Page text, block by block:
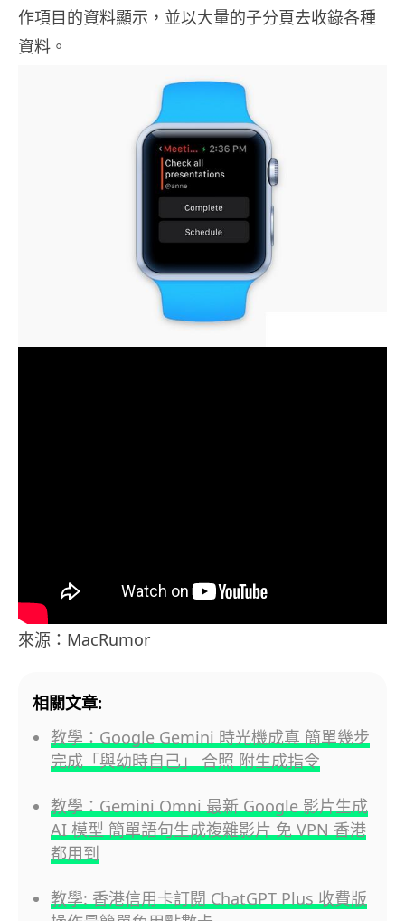
作項目的資料顯示，並以大量的子分頁去收錄各種
資料。
來源：MacRumor
相關文章:
教學：Google Gemini 時光機成真 簡單幾步
完成「與幼時自己」 合照 附生成指令
教學：Gemini Omni 最新 Google 影片生成
AI 模型 簡單語句生成複雜影片 免 VPN 香港
都用到
教學: 香港信用卡訂閱 ChatGPT Plus 收費版